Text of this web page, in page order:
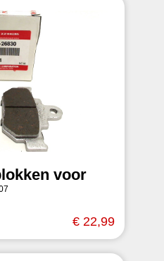
voor
€ 22,99